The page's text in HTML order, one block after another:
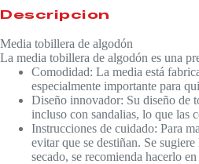
Descripción
Media tobillera de algodón
La media tobillera de algodón es una
Comodidad: La media está
especialmente importante para
Diseño innovador: Su diseño de
incluso con sandalias, lo que las
Instrucciones de cuidado: Para
evitar que se destiñan. Se
secado, se recomienda hacerlo